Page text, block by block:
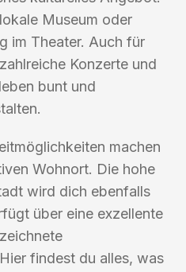
Museum oder
im Theater. Auch für
Konzerte und
bunt und
machen
Wohnort. Die hohe
wird dich ebenfalls
über eine exzellente
findest du alles, was